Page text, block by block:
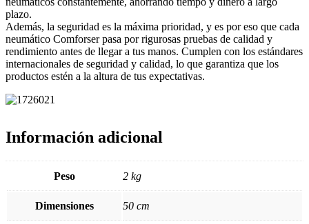
plazo.
Además, la seguridad es la máxima prioridad, y es por eso que cada
neumático Comforser pasa por rigurosas pruebas de calidad y
rendimiento antes de llegar a tus manos. Cumplen con los estándares
internacionales de seguridad y calidad, lo que garantiza que los
productos estén a la altura de tus expectativas.
Información adicional
Peso 2 kg
Dimensiones 50 cm